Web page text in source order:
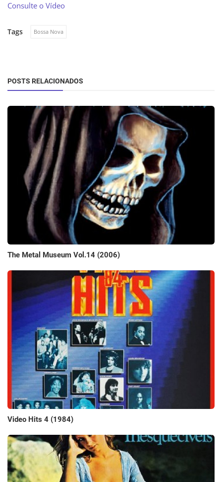
Consulte o Vídeo
Tags Bossa Nova
POSTS RELACIONADOS
The Metal Museum Vol.14 (2006)
Video Hits 4 (1984)